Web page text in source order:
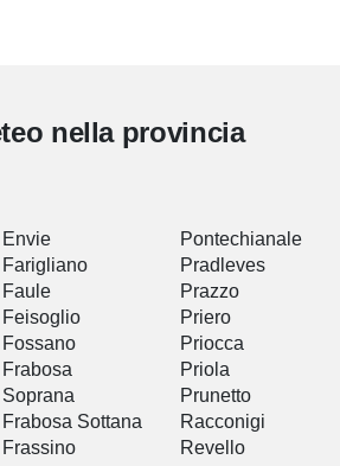
nella provincia
Envie
Farigliano
Faule
Feisoglio
Fossano
Frabosa
Soprana
Frabosa Sottana
Frassino
Pontechianale
Pradleves
Prazzo
Priero
Priocca
Priola
Prunetto
Racconigi
Revello